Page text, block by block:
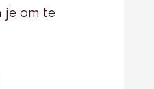
je om te